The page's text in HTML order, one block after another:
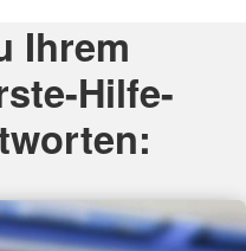
Ihrem
Hilfe-